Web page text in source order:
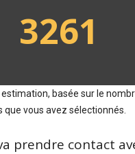
3261
basée sur le
vous avez sélectionnés.
prendre contact